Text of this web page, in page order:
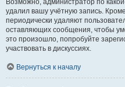
Возможно, администратор по
удалил вашу учётную запись.
периодически удаляют
оставляющих сообщения, чтобы
это произошло, попробуйте
участвовать в дискуссиях.
Вернуться к началу